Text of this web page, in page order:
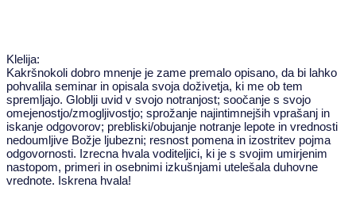
Klelija:
Kakršnokoli dobro mnenje je zame premalo opisano, da bi lahko
pohvalila seminar in opisala svoja doživetja, ki me ob tem
spremljajo. Globlji uvid v svojo notranjost; soočanje s svojo
omejenostjo/zmogljivostjo; sprožanje najintimnejših vprašanj in
iskanje odgovorov; prebliski/obujanje notranje lepote in vrednosti
nedoumljive Božje ljubezni; resnost pomena in izostritev pojma
odgovornosti. Izrecna hvala voditeljici, ki je s svojim umirjenim
nastopom, primeri in osebnimi izkušnjami utelešala duhovne
vrednote. Iskrena hvala!